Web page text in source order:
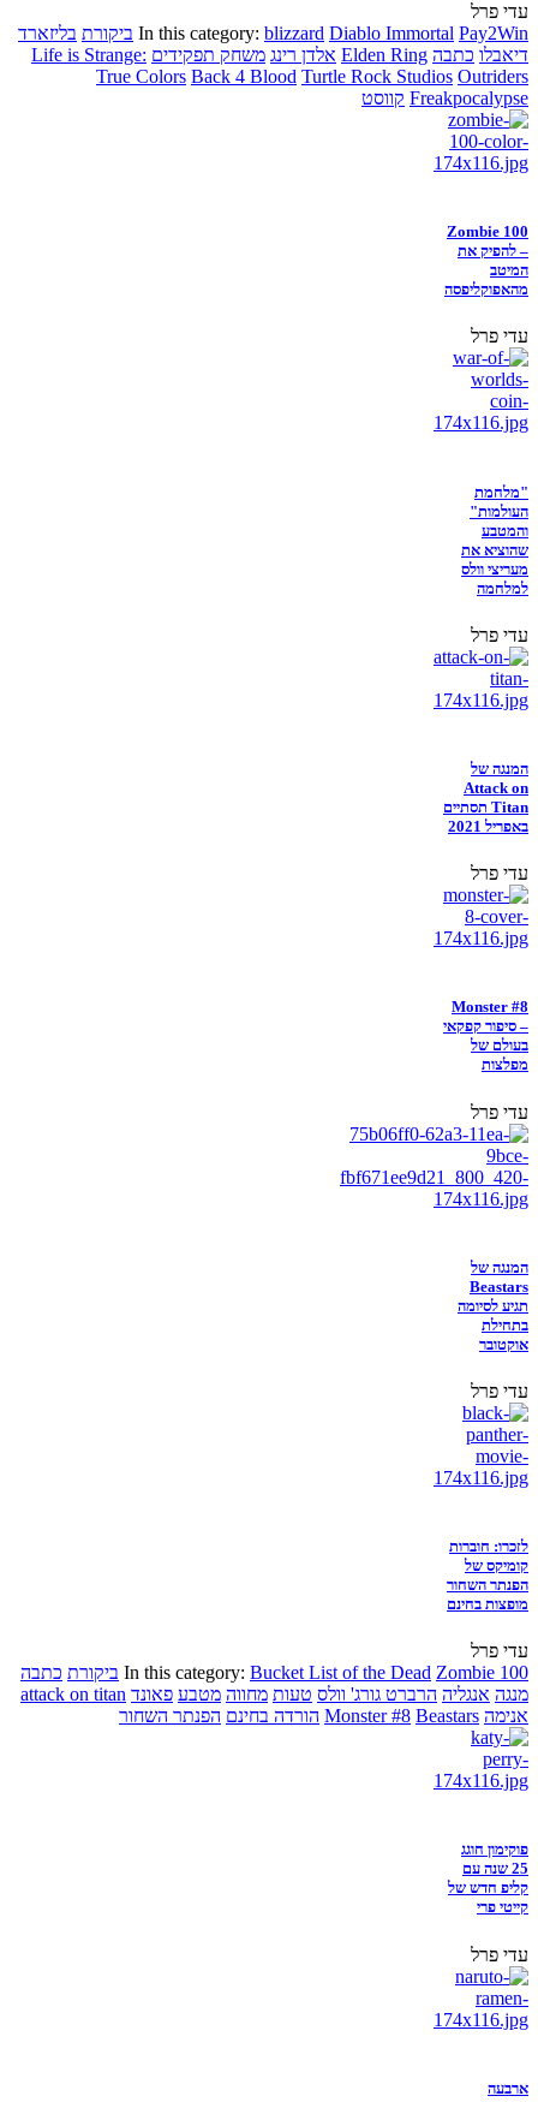
עדי פרל
In this category: blizzard Diablo Immortal Pay2Win ביקורת בליזארד
דיאבלו כתבה Elden Ring אלדן רינג משחק תפקידים Life is Strange:
True Colors Back 4 Blood Turtle Rock Studios Outriders
Freakpocalypse קווסט
Zombie 100
– להפיק את
המיטב
מהאפוקליפסה
עדי פרל
"מלחמת
העולמות"
והמטבע
שהוציא את
מעריצי וולס
למלחמה
עדי פרל
המנגה של
Attack on
Titan תסתיים
באפריל 2021
עדי פרל
Monster #8
– סיפור קפקאי
בעולם של
מפלצות
עדי פרל
המנגה של
Beastars
תגיע לסיומה
בתחילת
אוקטובר
עדי פרל
לזכרו: חוברות
קומיקס של
הפנתר השחור
מופצות בחינם
עדי פרל
In this category: Bucket List of the Dead Zombie 100 ביקורת כתבה
מנגה אנגליה הרברט גורג' וולס טעות מחווה מטבע פאונד attack on titan
אנימה
Monster #8 Beastars הורדה בחינם הפנתר השחור
פוקימון חוגג
25 שנה עם
קליפ חדש של
קייטי פרי
עדי פרל
ארבעה